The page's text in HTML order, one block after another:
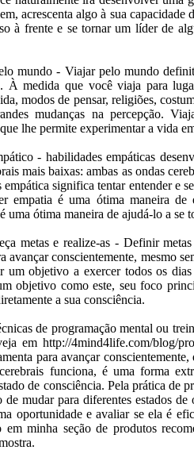
acrescenta algo à sua
à frente e se tornar um líder de
mundo - Viajar pelo mundo
À medida que você viaja para
modos de pensar, religiões,
mudanças na percepção.
lhe permite experimentar a vida
- habilidades empáticas
mais baixas: ambas as ondas
empática significa tentar entender e
empatia é uma ótima maneira
uma ótima maneira de ajudá-lo a se
metas e realize-as - Definir
avançar conscientemente, mesmo
um objetivo a exercer todos os
objetivo como este, seu foco
a sua consciência.
de programação mental ou
em http://4mind4life.com/blog/
para avançar
funciona, é uma forma
de consciência. Pela prática de
de mudar para diferentes estados
oportunidade e avaliar se ela é
em minha seção de produtos